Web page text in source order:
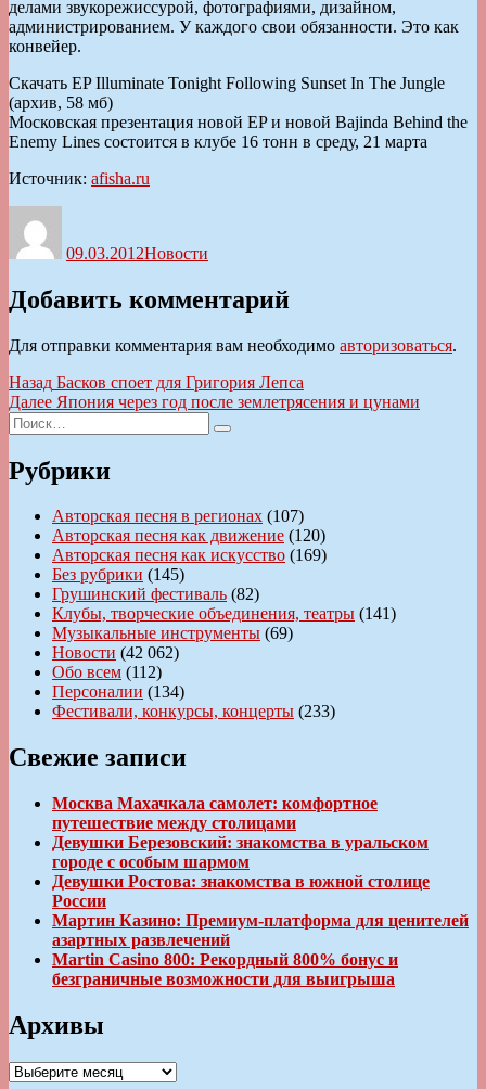
делами звукорежиссурой, фотографиями, дизайном,
администрированием. У каждого свои обязанности. Это как
конвейер.
Скачать EP Illuminate Tonight Following Sunset In The Jungle
(архив, 58 мб)
Московская презентация новой EP и новой Bajinda Behind the
Enemy Lines состоится в клубе 16 тонн в среду, 21 марта
Источник: afisha.ru
09.03.2012Новости
Добавить комментарий
Для отправки комментария вам необходимо авторизоваться.
Навигация
по
записям
Назад Предыдущая
запись:
Басков споет для Григория Лепса
Далее Следующая
Япония через год после землетрясения и цунами
Искать:
Поиск
Рубрики
Авторская песня в регионах (107)
Авторская песня как движение (120)
Авторская песня как искусство (169)
Без рубрики (145)
Грушинский фестиваль (82)
Клубы, творческие объединения, театры (141)
Музыкальные инструменты (69)
Новости (42 062)
Обо всем (112)
Персоналии (134)
Фестивали, конкурсы, концерты (233)
Свежие записи
Москва Махачкала самолет: комфортное
путешествие между столицами
Девушки Березовский: знакомства в уральском
городе с особым шармом
Девушки Ростова: знакомства в южной столице
России
Мартин Казино: Премиум-платформа для ценителей
азартных развлечений
Martin Casino 800: Рекордный 800% бонус и
безграничные возможности для выигрыша
Архивы
Архивы